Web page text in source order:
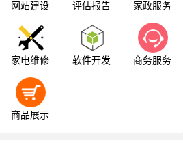
网站建设 评估报告 家政服务
家电维修 软件开发 商务服务
商品展示